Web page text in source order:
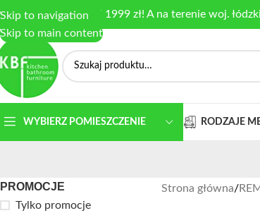
Skip to navigation
Skip to main content
dostawa od 1999 zł! A na terenie woj.
WYBIERZ POMIESZCZENIE RODZAJE
PROMOCJE
Tylko promocje
Strona główna/